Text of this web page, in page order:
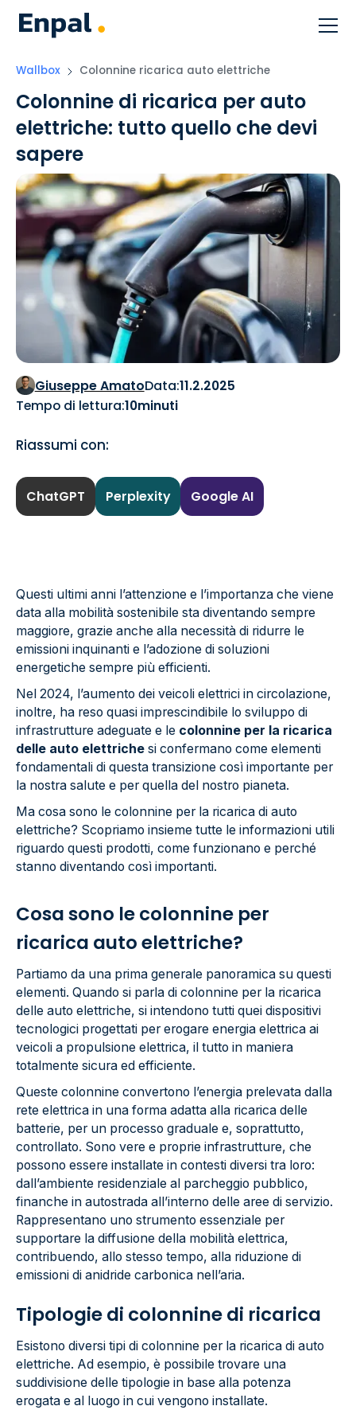
Wallbox Colonnine ricarica auto elettriche
Colonnine di ricarica per auto
elettriche: tutto quello che devi
sapere
Giuseppe AmatoData:11.2.2025
Tempo di lettura:10minuti
Riassumi con:
ChatGPT Perplexity Google AI
Questi ultimi anni l’attenzione e l’importanza che viene
data alla mobilità sostenibile sta diventando sempre
maggiore, grazie anche alla necessità di ridurre le
emissioni inquinanti e l’adozione di soluzioni
energetiche sempre più efficienti.
Nel 2024, l’aumento dei veicoli elettrici in circolazione,
inoltre, ha reso quasi imprescindibile lo sviluppo di
infrastrutture adeguate e le colonnine per la ricarica
delle auto elettrichesi confermano come elementi
fondamentali di questa transizione così importante per
la nostra salute e per quella del nostro pianeta.
Ma cosa sono le colonnine per la ricarica di auto
elettriche? Scopriamo insieme tutte le informazioni utili
riguardo questi prodotti, come funzionano e perché
stanno diventando così importanti.
Cosa sono le colonnine per
ricarica auto elettriche?
Partiamo da una prima generale panoramica su questi
elementi. Quando si parla di colonnine per la ricarica
delle auto elettriche, si intendono tutti quei dispositivi
tecnologici progettati per erogare energia elettrica ai
veicoli a propulsione elettrica, il tutto in maniera
totalmente sicura ed efficiente.
Queste colonnine convertono l’energia prelevata dalla
rete elettrica in una forma adatta alla ricarica delle
batterie, per un processo graduale e, soprattutto,
controllato. Sono vere e proprie infrastrutture, che
possono essere installate in contesti diversi tra loro:
dall’ambiente residenziale al parcheggio pubblico,
finanche in autostrada all’interno delle aree di servizio.
Rappresentano uno strumento essenziale per
supportare la diffusione della mobilità elettrica,
contribuendo, allo stesso tempo, alla riduzione di
emissioni di anidride carbonica nell’aria.
Tipologie di colonnine di ricarica
Esistono diversi tipi di colonnine per la ricarica di auto
elettriche. Ad esempio, è possibile trovare una
suddivisione delle tipologie in base alla potenza
erogata e al luogo in cui vengono installate.